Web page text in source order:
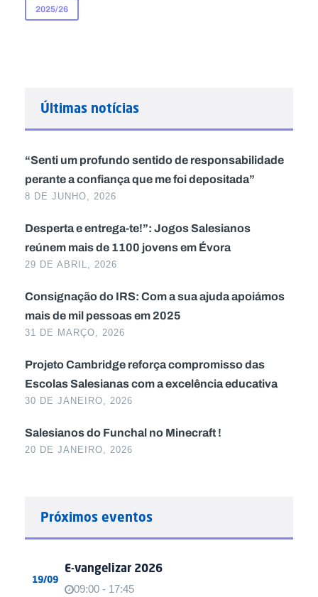
2025/26
Últimas notícias
“Senti um profundo sentido de responsabilidade
perante a confiança que me foi depositada”
8 DE JUNHO, 2026
Desperta e entrega-te!”: Jogos Salesianos
reúnem mais de 1100 jovens em Évora
29 DE ABRIL, 2026
Consignação do IRS: Com a sua ajuda apoiámos
mais de mil pessoas em 2025
31 DE MARÇO, 2026
Projeto Cambridge reforça compromisso das
Escolas Salesianas com a excelência educativa
30 DE JANEIRO, 2026
Salesianos do Funchal no Minecraft !
20 DE JANEIRO, 2026
Próximos eventos
19/09
E-vangelizar 2026
09:00 - 17:45